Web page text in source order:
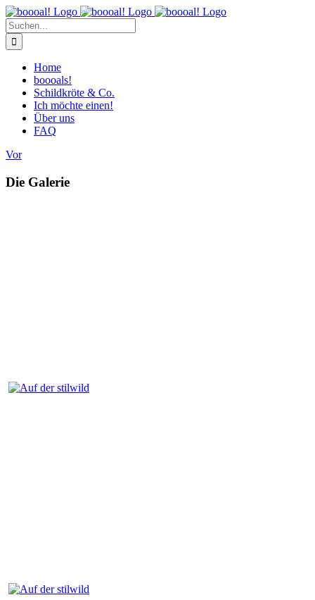
Zum
Inhalt
springen
Suche
nach:
Home
boooals!
Schildkröte & Co.
Ich möchte einen!
Über uns
FAQ
Vor
Die Galerie